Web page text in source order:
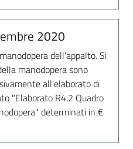
2020
dell'appalto. Si
manodopera sono
all'elaborato di
"Elaborato R4.2 Quadro
determinati in €